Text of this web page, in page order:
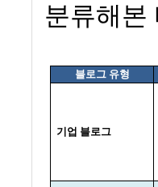
분류해본
블로그 유형
기업 블로그